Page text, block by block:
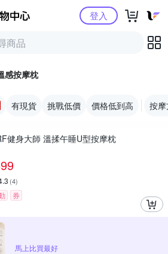
Yahoo購物中心登入
感按摩枕
有現貨 挑戰低價 價格低到高 按
健身大師 溫揉午睡U型按摩枕
(4)
券
馬上比買最好